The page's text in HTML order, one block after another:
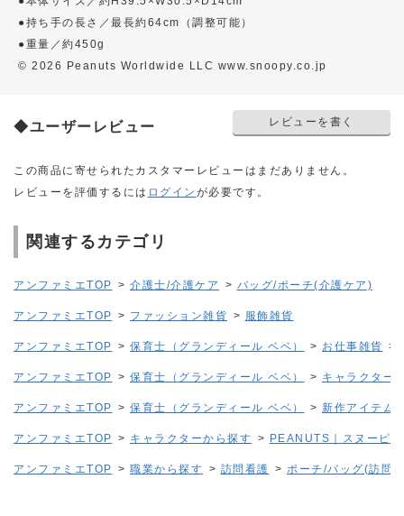
●持ち手の長さ／最長約64cm（調整可能）
●重量／約450g
© 2026 Peanuts Worldwide LLC www.snoopy.co.jp
◆ユーザーレビュー レビューを書く
この商品に寄せられたカスタマーレビューはまだありません。
レビューを評価するには ログイン が必要です。
関連するカテゴリ
アンファミエTOP > 介護士/介護ケア > バッグ/ポーチ(介護ケア)
アンファミエTOP > ファッション雑貨 > 服飾雑貨
アンファミエTOP > 保育士（グランディール ベベ） > お仕事雑貨 >
アンファミエTOP > 保育士（グランディール ベベ） > キャラクター
アンファミエTOP > 保育士（グランディール ベベ） > 新作アイテム
アンファミエTOP > キャラクターから探す > PEANUTS｜スヌーピー
アンファミエTOP > 職業から探す > 訪問看護 > ポーチ/バッグ(訪問